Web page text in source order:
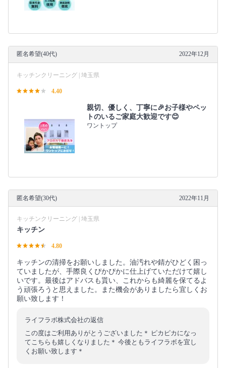
匿名希望(40代) 2022年12月
キッチンクリーニング | 埼玉県
4.40
親切、優しく、丁寧に🎉お子様やペッ
トのいるご家庭大歓迎です😊
ワントップ
匿名希望(30代) 2022年11月
キッチンクリーニング | 埼玉県
キッチン
4.80
キッチンの清掃をお願いしました。油汚れや錆がひどく困っ
ていましたが、手際良くぴかぴかに仕上げていただけて嬉し
いです。最後はアドバスも貰い、これからも綺麗を保てるよ
う頑張ろうと思えました。また機会がありましたら宜しくお
願い致します！
ライフラボ株式会社の返信
この度はご利用ありがとうございました＊ ピカピカになっ
てこちらも嬉しくなりました＊ 今後ともライフラボを宜し
くお願い致します＊